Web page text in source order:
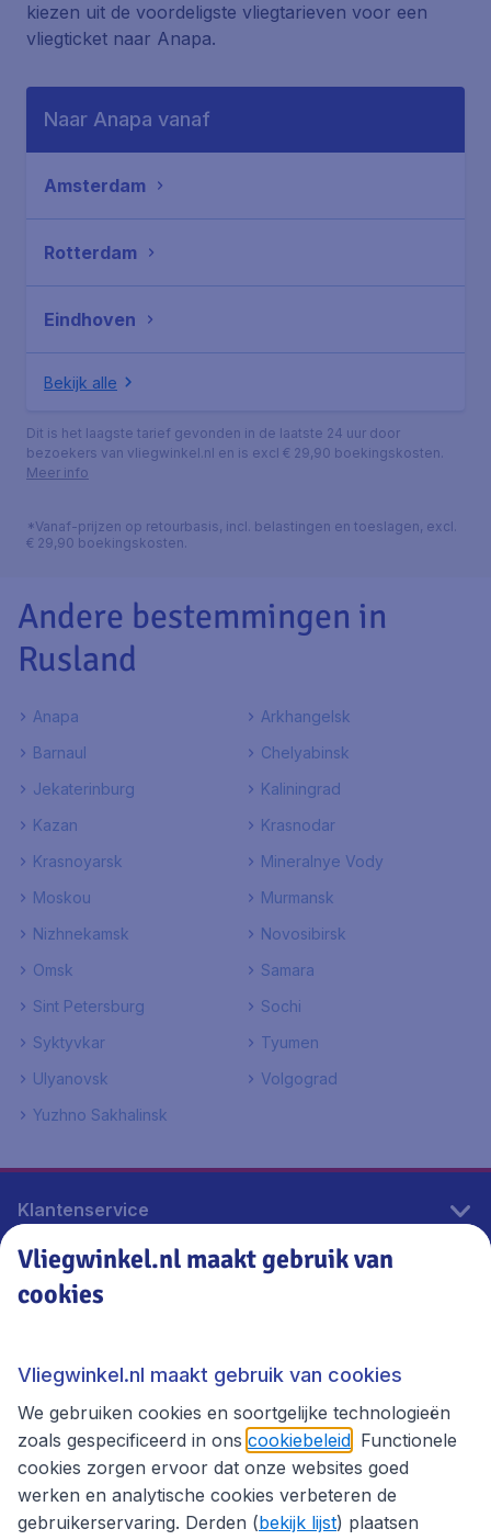
kiezen uit de voordeligste vliegtarieven voor een
vliegticket naar Anapa.
Naar Anapa vanaf
Amsterdam
Rotterdam
Eindhoven
Bekijk alle
Dit is het laagste tarief gevonden in de laatste 24 uur door
bezoekers van vliegwinkel.nl en is excl € 29,90 boekingskosten.
Meer info
*Vanaf-prijzen op retourbasis, incl. belastingen en toeslagen, excl.
€ 29,90 boekingskosten.
Andere bestemmingen in
Rusland
Anapa
Arkhangelsk
Barnaul
Chelyabinsk
Jekaterinburg
Kaliningrad
Kazan
Krasnodar
Krasnoyarsk
Mineralnye Vody
Moskou
Murmansk
Nizhnekamsk
Novosibirsk
Omsk
Samara
Sint Petersburg
Sochi
Syktyvkar
Tyumen
Ulyanovsk
Volgograd
Yuzhno Sakhalinsk
Klantenservice
Vliegwinkel.nl
Thema's
Vliegwinkel.nl maakt gebruik van
cookies
Vliegwinkel.nl maakt gebruik van cookies
We gebruiken cookies en soortgelijke technologieën
zoals gespecificeerd in ons cookiebeleid . Functionele
cookies zorgen ervoor dat onze websites goed
werken en analytische cookies verbeteren de
gebruikerservaring. Derden (bekijk lijst) plaatsen